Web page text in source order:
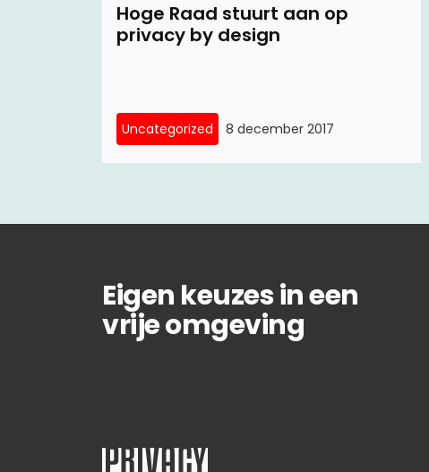
Hoge Raad stuurt aan op
privacy by design
Uncategorized 8 december 2017
Eigen keuzes in een
vrije omgeving